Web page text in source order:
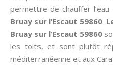
permettre de chauffer l’eau
Bruay sur l’Escaut 59860.
Bruay sur l’Escaut 59860
les toits, et sont plutôt
méditerranéenne et aux